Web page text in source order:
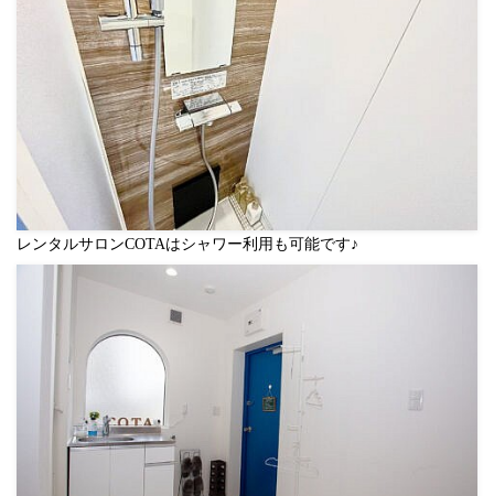
レンタルサロンCOTAはシャワー利用も可能です♪